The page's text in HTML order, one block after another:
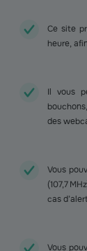
Ce site
heure,
Il vous
des
Vous
(107,7
cas
Vous